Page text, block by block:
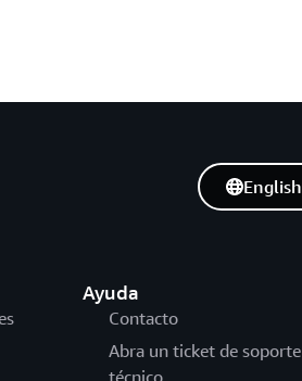
Ayuda
Contacto
Abra un ticket de soporte
English